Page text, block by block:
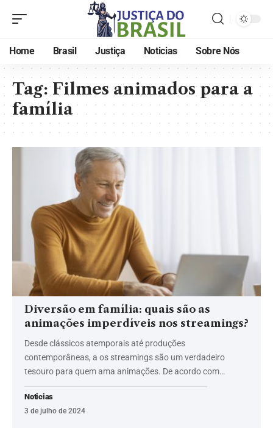
Home Brasil Justiça Noticias Sobre Nós
Tag:Filmes animados para a
família
Diversão em família: quais são as
animações imperdíveis nos streamings?
Desde clássicos atemporais até produções
contemporâneas, a os streamings são um verdadeiro
tesouro para quem ama animações. De acordo com…
Noticias
3 de julho de 2024